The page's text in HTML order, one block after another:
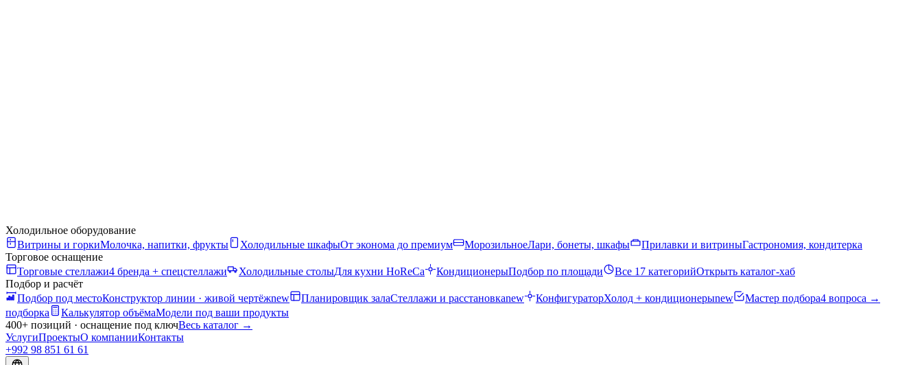
Холодильное оборудование
Витрины и горкиМолочка, напитки, фрукты Холодильные шкафыОт эконома до премиум МорозильноеЛари, бонеты, шкафы Прилавки и витриныГастрономия, кондитерка
Торговое оснащение
Торговые стеллажи4 бренда + спецстеллажи Холодильные столыДля кухни HoReCa КондиционерыПодбор по площади Все 17 категорийОткрыть каталог-хаб
Подбор и расчёт
Подбор под местоКонструктор линии · живой чертёжnew Планировщик залаСтеллажи и расстановкаnew КонфигураторХолод + кондиционерыnew Мастер подбора4 вопроса →
подборка
Калькулятор объёмаМодели под ваши продукты
400+ позиций · оснащение под ключВесь каталог →
УслугиПроектыО компанииКонтакты
+992 98 851 61 61